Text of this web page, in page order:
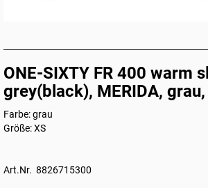
ONE-SIXTY FR 400 warm
grey(black), MERIDA, grau,
Farbe: grau
Größe: XS
Art.Nr. 8826715300